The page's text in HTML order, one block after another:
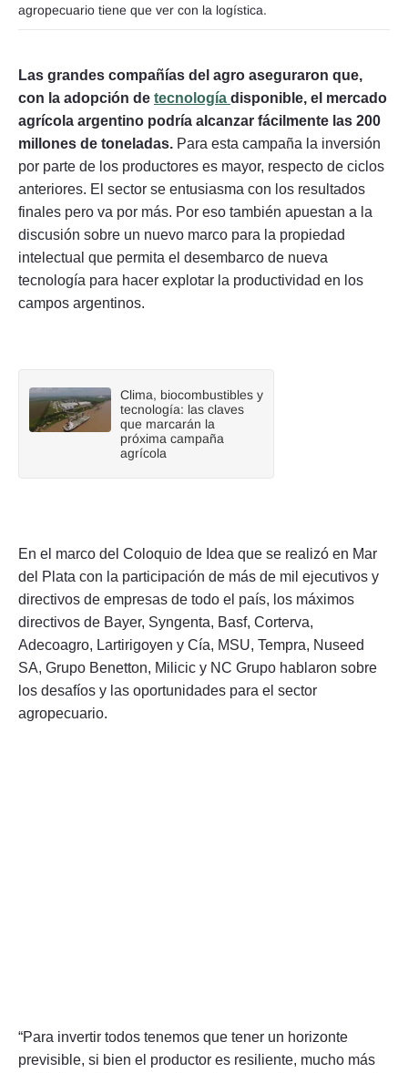
agropecuario tiene que ver con la logística.
Las grandes compañías del agro aseguraron que,
con la adopción de tecnología disponible, el mercado
agrícola argentino podría alcanzar fácilmente las 200
millones de toneladas. Para esta campaña la inversión
por parte de los productores es mayor, respecto de ciclos
anteriores. El sector se entusiasma con los resultados
finales pero va por más. Por eso también apuestan a la
discusión sobre un nuevo marco para la propiedad
intelectual que permita el desembarco de nueva
tecnología para hacer explotar la productividad en los
campos argentinos.
Clima, biocombustibles y
tecnología: las claves
que marcarán la
próxima campaña
agrícola
En el marco del Coloquio de Idea que se realizó en Mar
del Plata con la participación de más de mil ejecutivos y
directivos de empresas de todo el país, los máximos
directivos de Bayer, Syngenta, Basf, Corterva,
Adecoagro, Lartirigoyen y Cía, MSU, Tempra, Nuseed
SA, Grupo Benetton, Milicic y NC Grupo hablaron sobre
los desafíos y las oportunidades para el sector
agropecuario.
“Para invertir todos tenemos que tener un horizonte
previsible, si bien el productor es resiliente, mucho más